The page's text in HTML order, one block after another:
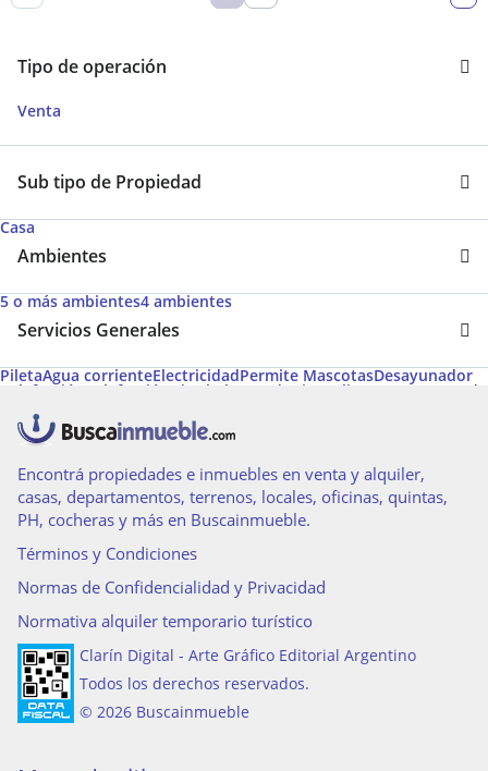
Tipo de operación
Venta
Sub tipo de Propiedad
Casa
Ambientes
5 o más ambientes4 ambientes
Servicios Generales
PiletaAgua corrienteElectricidadPermite MascotasDesayunador
Calefacción Calefacción tiro balanceado Aire caliente Gas envasado
Encontrá propiedades e inmuebles en venta y alquiler,
casas, departamentos, terrenos, locales, oficinas, quintas,
PH, cocheras y más en Buscainmueble.
Términos y Condiciones
Normas de Confidencialidad y Privacidad
Normativa alquiler temporario turístico
Clarín Digital - Arte Gráfico Editorial Argentino
Todos los derechos reservados.
© 2026 Buscainmueble